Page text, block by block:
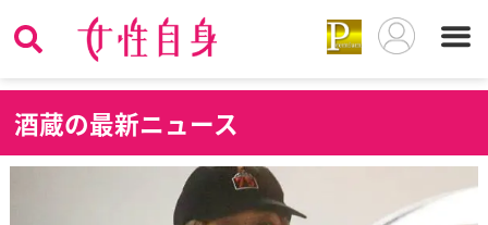
酒蔵の最新ニュース